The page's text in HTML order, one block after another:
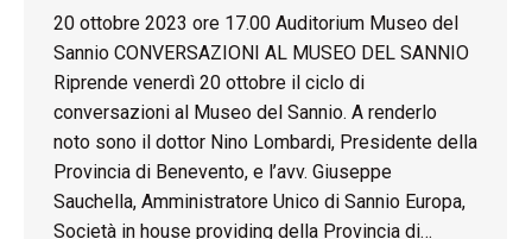
20 ottobre 2023 ore 17.00 Auditorium Museo del
Sannio CONVERSAZIONI AL MUSEO DEL SANNIO
Riprende venerdì 20 ottobre il ciclo di
conversazioni al Museo del Sannio. A renderlo
noto sono il dottor Nino Lombardi, Presidente della
Provincia di Benevento, e l’avv. Giuseppe
Sauchella, Amministratore Unico di Sannio Europa,
Società in house providing della Provincia di…